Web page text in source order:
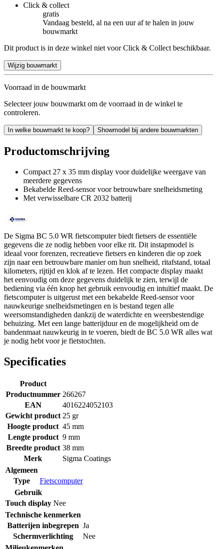
Click & collect
gratis
Vandaag besteld, al na een uur af te halen in jouw
bouwmarkt
Dit product is in deze winkel niet voor Click & Collect beschikbaar.
Wijzig bouwmarkt
Voorraad in de bouwmarkt
Selecteer jouw bouwmarkt om de voorraad in de winkel te
controleren.
In welke bouwmarkt te koop? Showmodel bij andere bouwmarkten
Productomschrijving
Compact 27 x 35 mm display voor duidelijke weergave van
meerdere gegevens
Bekabelde Reed-sensor voor betrouwbare snelheidsmeting
Met verwisselbare CR 2032 batterij
De Sigma BC 5.0 WR fietscomputer biedt fietsers de essentiële
gegevens die ze nodig hebben voor elke rit. Dit instapmodel is
ideaal voor forenzen, recreatieve fietsers en kinderen die op zoek
zijn naar een betrouwbare manier om hun snelheid, ritafstand, totaal
kilometers, rijtijd en klok af te lezen. Het compacte display maakt
het eenvoudig om deze gegevens duidelijk te zien, terwijl de
bediening via één knop het gebruik eenvoudig en intuïtief maakt. De
fietscomputer is uitgerust met een bekabelde Reed-sensor voor
nauwkeurige snelheidsmetingen en is bestand tegen alle
weersomstandigheden dankzij de waterdichte en weersbestendige
behuizing. Met een lange batterijduur en de mogelijkheid om de
bandenmaat nauwkeurig in te voeren, biedt de BC 5.0 WR alles wat
je nodig hebt voor je fietstochten.
Specificaties
Product
Productnummer 266267
EAN
4016224052103
Gewicht product 25 gr
Hoogte product 45 mm
Lengte product 9 mm
Breedte product 38 mm
Merk
Sigma Coatings
Algemeen
Type
Fietscomputer
Gebruik
Touch display Nee
Technische kenmerken
Batterijen inbegrepen Ja
Schermverlichting
Nee